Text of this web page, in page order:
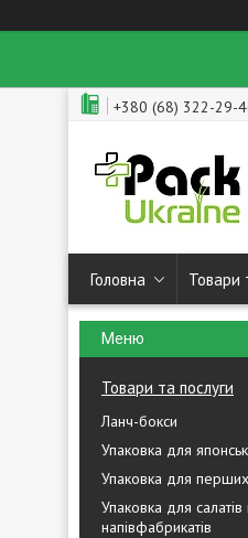
+380 (68) 322-29-
Головна Товари
Товари та послуги
Ланч-бокси
Упаковка для
Упаковка для
Упаковка для салатів і
напівфабрикатів